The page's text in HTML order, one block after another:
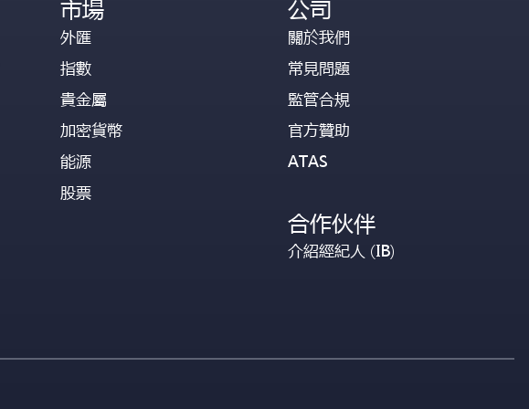
市場
外匯
指數
貴金屬
加密貨幣
能源
股票
公司
關於我們
常見問題
監管合規
官方贊助
ATAS
合作伙伴
介紹經紀人 (IB)